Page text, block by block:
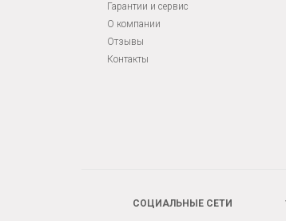
Гарантии и сервис
О компании
Отзывы
Контакты
СОЦИАЛЬНЫЕ СЕТИ